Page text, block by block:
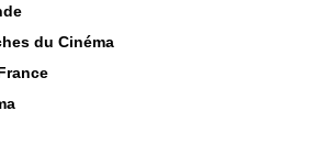
du Cinéma